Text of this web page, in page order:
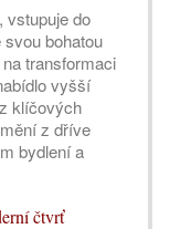
vstupuje do
bohatou
transformaci
vyšší
klíčových
z dříve
bydlení a
čtvrť